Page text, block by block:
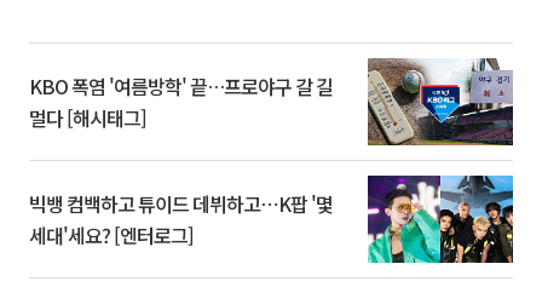
KBO 폭염 '여름방학' 끝…프로야구 갈 길
멀다 [해시태그]
빅뱅 컴백하고 튜이드 데뷔하고⋯K팝 '몇
세대'세요? [엔터로그]